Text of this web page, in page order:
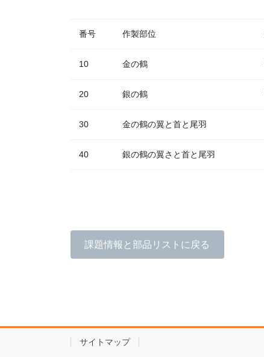
番号 作製部位
10 金の鶴
20 銀の鶴
30 金の鶴の翼と首と尾羽
40 銀の鶴の翼さと首と尾羽
課題情報と部品リストに戻る
サイトマップ